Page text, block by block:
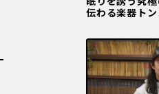
伝わる楽器トン